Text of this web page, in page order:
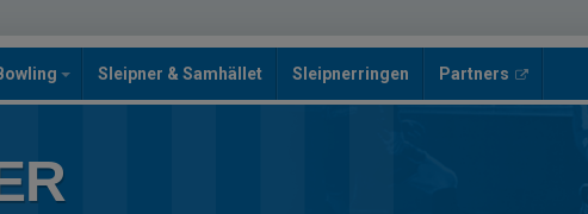
Sleipner & Samhället Sleipnerringen Partners